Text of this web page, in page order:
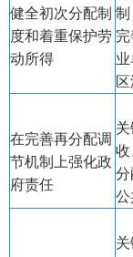
健全初次分配制
度和着重保护劳
动所得
制
在完善再分配调
节机制上强化政
府责任
收
分
公